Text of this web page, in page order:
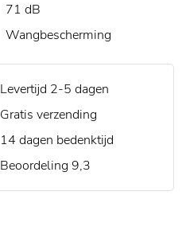
71 dB
Wangbescherming
Levertijd 2-5 dagen
Gratis verzending
14 dagen bedenktijd
Beoordeling 9,3